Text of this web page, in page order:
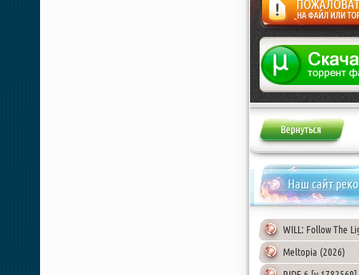
Жалоба
Наш сайт
WILL: Follow The
Meltopia (2026)